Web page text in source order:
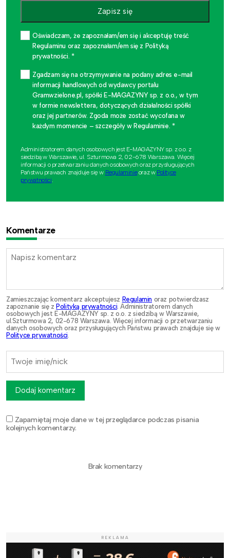
Zapisz się
Oświadczam, że zapoznałam/em się i akceptuję treść
Regulaminu oraz zapoznałam/em się z Polityką
prywatności. *
Zgadzam się na otrzymywanie na podany adres e-mail
informacji handlowych od wydawcy portalu
Gramwzielone.pl, spółki E-MAGAZYNY sp. z o.o., w tym
w formie newslettera, dotyczących działalności spółki
oraz jej partnerów. Zgoda może zostać wycofana w
każdym momencie – szczegóły w Regulaminie. *
Administratorem danych osobowych jest E-MAGAZYNY sp. z o.o. z
siedzibą w Warszawie, ul. Szturmowa 2, 02-678 Warszawa. Więcej
informacji o przetwarzaniu danych osobowych oraz przysługujących
Państwu prawach znajduje się w Regulaminieoraz w Polityce
prywatności.
Komentarze
Zamieszczając komentarz akceptujesz Regulamin oraz potwierdzasz
zapoznanie się zPolityką prywatności . Administratorem danych
osobowych jest E-MAGAZYNY sp. z o.o. z siedzibą w Warszawie,
ul.Szturmowa 2, 02-678 Warszawa. Więcej informacji o przetwarzaniu
danych osobowych oraz przysługujących Państwu prawach znajduje się w
Polityce prywatności
Zapamiętaj moje dane w tej przeglądarce podczas pisania
kolejnych komentarzy.
Dodaj komentarz
Brak komentarzy
REKLAMA